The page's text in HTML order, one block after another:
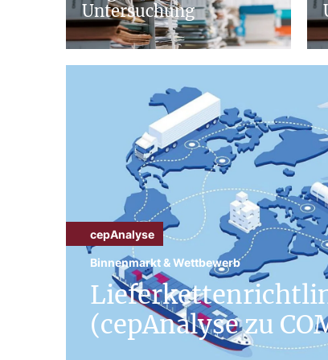
Untersuchung
cepAnalyse
Binnenmarkt & Wettbewerb
(cepAnalyse zu